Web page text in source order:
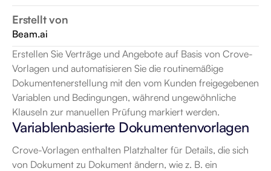
Erstellt von
Beam.ai
Erstellen Sie Verträge und Angebote auf Basis von Crove-
Vorlagen und automatisieren Sie die routinemäßige
Dokumentenerstellung mit den vom Kunden freigegebenen
Variablen und Bedingungen, während ungewöhnliche
Klauseln zur manuellen Prüfung markiert werden.
Variablenbasierte Dokumentenvorlagen
Crove-Vorlagen enthalten Platzhalter für Details, die sich
von Dokument zu Dokument ändern, wie z. B. ein